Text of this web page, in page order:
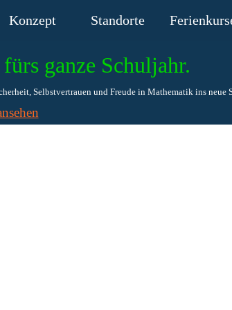
▼
Konzept ▼
Standorte ▼
ganze Schuljahr.
Selbstvertrauen und Freude in Mathematik ins neue